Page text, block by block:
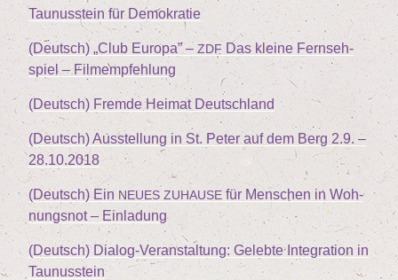
Tau­nus­stein für Demokratie
(Deutsch) „Club Euro­pa” – ZDF Das klei­ne Fern­seh­
spiel – Filmempfehlung
(Deutsch) Frem­de Hei­mat Deutschland
(Deutsch) Aus­stel­lung in St. Peter auf dem Berg 2.9. –
28.10.2018
(Deutsch) Ein NEUES ZUHAUSE für Men­schen in Woh­
nungs­not – Einladung
(Deutsch) Dia­log-Ver­an­stal­tung: Geleb­te Inte­gra­ti­on in
Taunusstein